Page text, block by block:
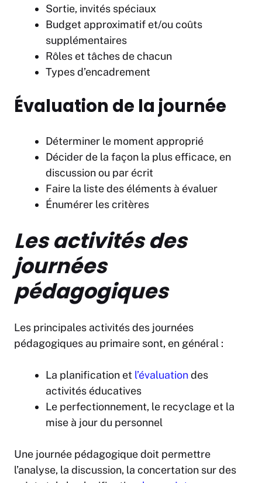
Sortie, invités spéciaux
Budget approximatif et/ou coûts
supplémentaires
Rôles et tâches de chacun
Types d’encadrement
Évaluation de la journée
Déterminer le moment approprié
Décider de la façon la plus efficace, en
discussion ou par écrit
Faire la liste des éléments à évaluer
Énumérer les critères
Les activités des
journées
pédagogiques
Les principales activités des journées
pédagogiques au primaire sont, en général :
La planification et l’évaluationdes
activités éducatives
Le perfectionnement, le recyclage et la
mise à jour du personnel
Une journée pédagogique doit permettre
l’analyse, la discussion, la concertation sur des